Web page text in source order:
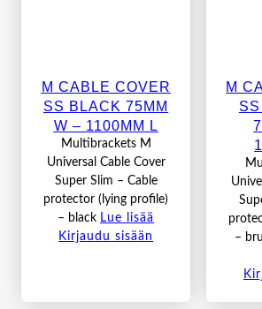
M CABLE COVER
SS BLACK 75MM
W – 1100MM L
Multibrackets M
Universal Cable Cover
Super Slim – Cable
protector (lying profile)
– black Lue lisää
Kirjaudu sisään
M
–